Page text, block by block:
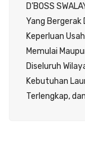
D’BOSS
Yang Bergerak
Keperluan
Memulai
Diseluruh
Kebutuhan
Terlengkap,